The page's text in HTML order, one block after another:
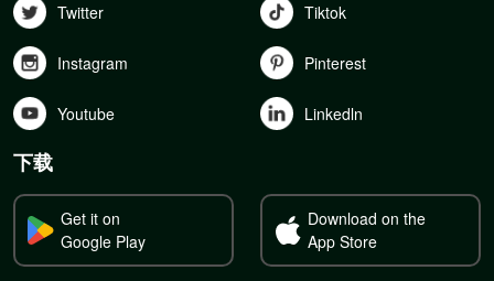
Twitter Tiktok
Instagram Pinterest
Youtube Linkedln
下载
Get it on
Google Play
Download on the
App Store